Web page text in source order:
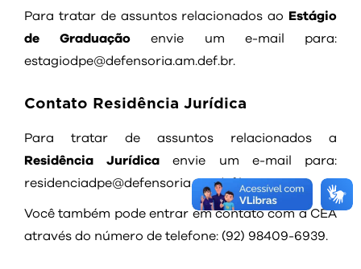
Para tratar de assuntos relacionados ao Estágio
de Graduação envie um e-mail para:
estagiodpe@defensoria.am.def.br.
Contato Residência Jurídica
Para tratar de assuntos relacionados a
Residência Jurídica envie um e-mail para:
residenciadpe@defensoria.am.def.br.
Você também pode entrar em contato com a CEA
através do número de telefone: (92) 98409-6939.